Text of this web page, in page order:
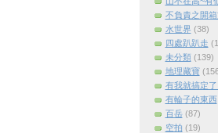
不負責之開箱
水世界 (38)
四處趴趴走
未分類 (139)
地理藏寶
有我就搞定
有輪子的東西
百岳 (87)
空拍 (19)